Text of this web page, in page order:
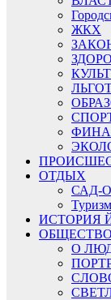
ЖКХ
ОТДЫХ
САД-
Туризм
ИСТОРИЯ
ОБЩЕСТВО
О